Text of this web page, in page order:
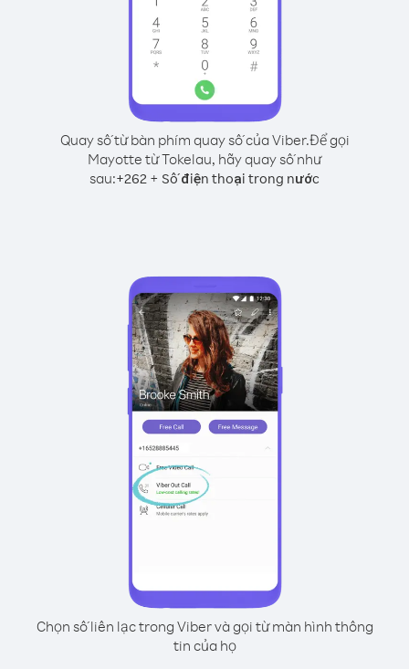
Quay số từ bàn phím quay số của Viber.Để gọi
Mayotte từ Tokelau, hãy quay số như
sau:+262 + Số điện thoại trong nước
Chọn số liên lạc trong Viber và gọi từ màn hình thông
tin của họ